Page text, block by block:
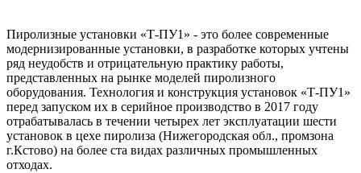
Пиролизные установки «Т-ПУ1» - это более современные
модернизированные установки, в разработке которых учтены
ряд неудобств и отрицательную практику работы,
представленных на рынке моделей пиролизного
оборудования. Технология и конструкция установок «Т-ПУ1»
перед запуском их в серийное производство в 2017 году
отрабатывалась в течении четырех лет эксплуатации шести
установок в цехе пиролиза (Нижегородская обл., промзона
г.Кстово) на более ста видах различных промышленных
отходах.